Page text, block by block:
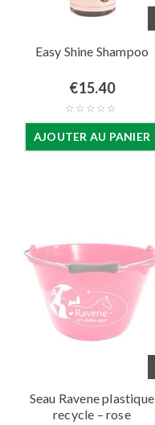
Easy Shine Shampoo
€15.40
AJOUTER AU PANIER
Seau Ravene plastique
recycle – rose